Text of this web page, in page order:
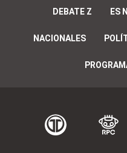
DEBATE Z ES
NACIONALES